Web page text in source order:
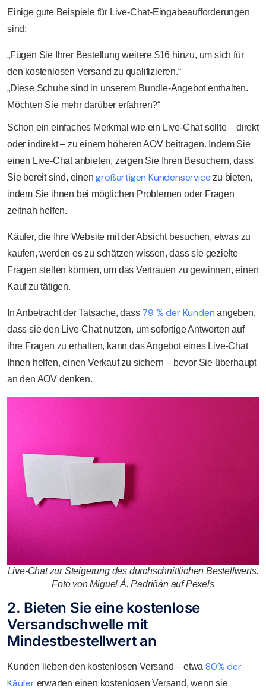
Einige gute Beispiele für Live-Chat-Eingabeaufforderungen
sind:
„Fügen Sie Ihrer Bestellung weitere $16 hinzu, um sich für
den kostenlosen Versand zu qualifizieren.“
„Diese Schuhe sind in unserem Bundle-Angebot enthalten.
Möchten Sie mehr darüber erfahren?“
Schon ein einfaches Merkmal wie ein Live-Chat sollte – direkt
oder indirekt – zu einem höheren AOV beitragen. Indem Sie
einen Live-Chat anbieten, zeigen Sie Ihren Besuchern, dass
Sie bereit sind, einengroßartigen Kundenservice zu bieten,
indem Sie ihnen bei möglichen Problemen oder Fragen
zeitnah helfen.
Käufer, die Ihre Website mit der Absicht besuchen, etwas zu
kaufen, werden es zu schätzen wissen, dass sie gezielte
Fragen stellen können, um das Vertrauen zu gewinnen, einen
Kauf zu tätigen.
In Anbetracht der Tatsache, dass 79 % der Kunden angeben,
dass sie den Live-Chat nutzen, um sofortige Antworten auf
ihre Fragen zu erhalten, kann das Angebot eines Live-Chat
Ihnen helfen, einen Verkauf zu sichern – bevor Sie überhaupt
an den AOV denken.
Live-Chat zur Steigerung des durchschnittlichen Bestellwerts.
Foto von Miguel Á. Padriñán auf Pexels
2. Bieten Sie eine kostenlose
Versandschwelle mit
Mindestbestellwert an
Kunden lieben den kostenlosen Versand – etwa 80% der
Käufererwarten einen kostenlosen Versand, wenn sie